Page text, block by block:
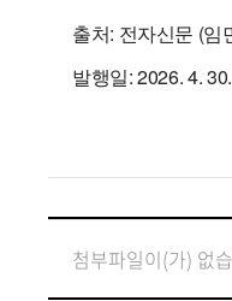
출처: 전자신문 (임
발행일: 2026. 4.
첨부파일이(가) 없